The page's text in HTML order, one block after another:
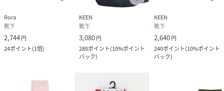
Rora
靴下
2,744円
24ポイント(1倍)
KEEN
靴下
3,080円
280ポイント(10%ポイント
バック)
KEEN
靴下
2,640円
240ポイント(10%ポイント
バック)